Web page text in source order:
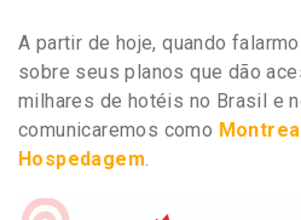
A partir de hoje, quando
sobre seus planos que dão
milhares de hotéis no Brasil e
comunicaremos como
Hospedagem.